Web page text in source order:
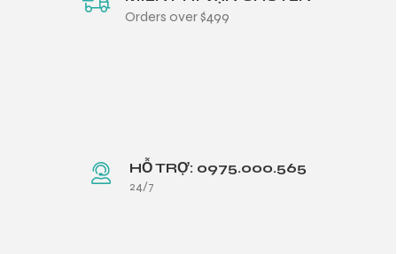
Orders over $499
HỖ TRỢ: 0975.000.565
24/7